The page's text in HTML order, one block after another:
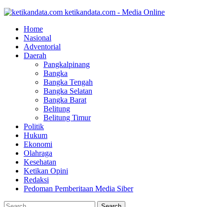
ketikandata.com - Media Online
Home
Nasional
Adventorial
Daerah
Pangkalpinang
Bangka
Bangka Tengah
Bangka Selatan
Bangka Barat
Belitung
Belitung Timur
Politik
Hukum
Ekonomi
Olahraga
Kesehatan
Ketikan Opini
Redaksi
Pedoman Pemberitaan Media Siber